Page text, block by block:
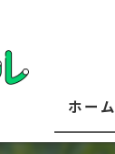
ホーム